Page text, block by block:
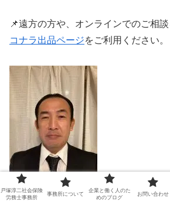
📌遠方の方や、オンラインでのご相
コナラ出品ページをご利用ください。
この記事を書いた人
戸塚淳二社会保険
労務士事務所
事務所について
企業と働く人のた
めのブログ
お問い合わせ